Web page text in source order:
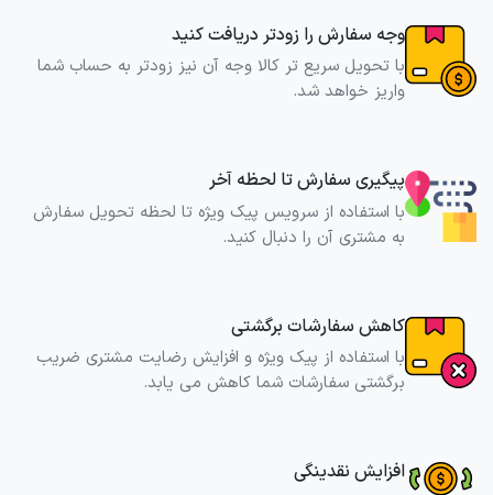
وجه سفارش را زودتر دریافت کنید
با تحویل سریع تر کالا وجه آن نیز زودتر به حساب شما
واریز خواهد شد.
پیگیری سفارش تا لحظه آخر
با استفاده از سرویس پیک ویژه تا لحظه تحویل سفارش
به مشتری آن را دنبال کنید.
کاهش سفارشات برگشتی
با استفاده از پیک ویژه و افزایش رضایت مشتری ضریب
برگشتی سفارشات شما کاهش می یابد.
افزایش نقدینگی